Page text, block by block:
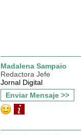
Madalena Sampaio
Redactora Jefe
Jornal Digital
Enviar Mensaje >>